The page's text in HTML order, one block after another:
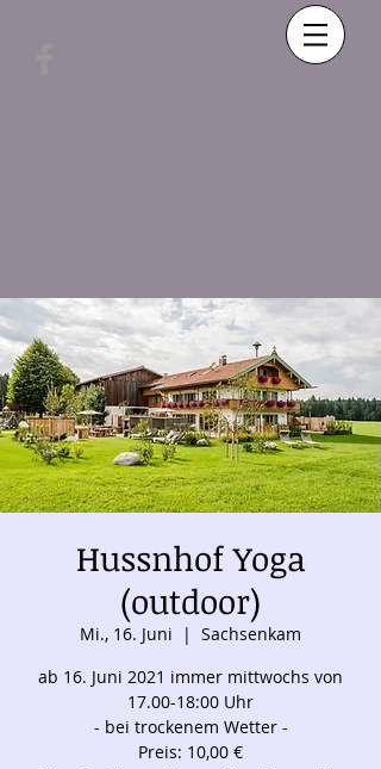
Hussnhof Yoga
(outdoor)
Mi., 16. Juni
  |
Sachsenkam
ab 16. Juni 2021 immer mittwochs von
17.00-18:00 Uhr
- bei trockenem Wetter -
Preis: 10,00 €